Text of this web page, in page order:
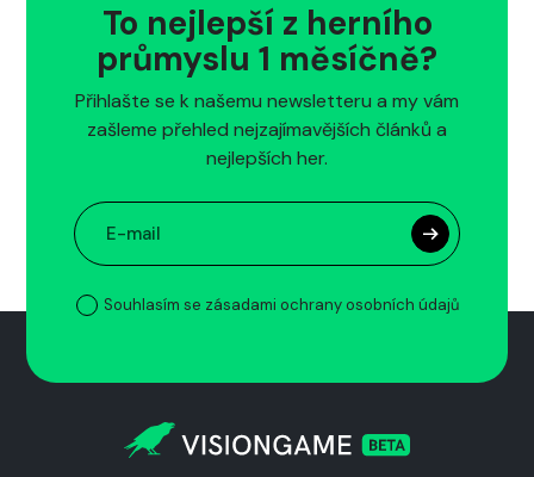
To nejlepší z herního
průmyslu 1 měsíčně?
Přihlašte se k našemu newsletteru a my vám
zašleme přehled nejzajímavějších článků a
nejlepších her.
Souhlasím se zásadami ochrany osobních údajů